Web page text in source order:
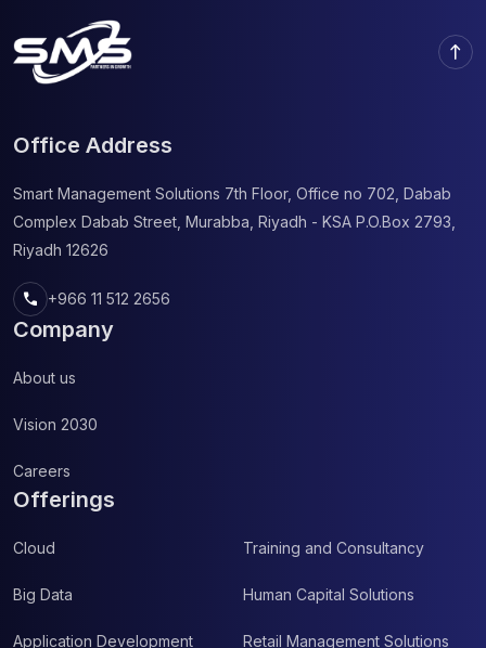
beeindruckt. Für Spieler in Belgien heißt dies:
direkter Zugriff auf eine feine Auswahl […]
north
Office Address
Smart Management Solutions 7th Floor, Office no 702, Dabab
Complex Dabab Street, Murabba, Riyadh - KSA P.O.Box 2793,
Riyadh 12626
call +966 11 512 2656
Company
About us
Vision 2030
Careers
Offerings
Cloud
Big Data
Application Development
Training and Consultancy
Human Capital Solutions
Retail Management Solutions